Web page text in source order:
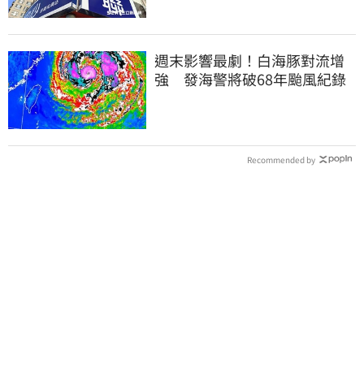
週末影響最劇！白海豚對流增
強 發海警將破68年颱風紀錄
Recommended by